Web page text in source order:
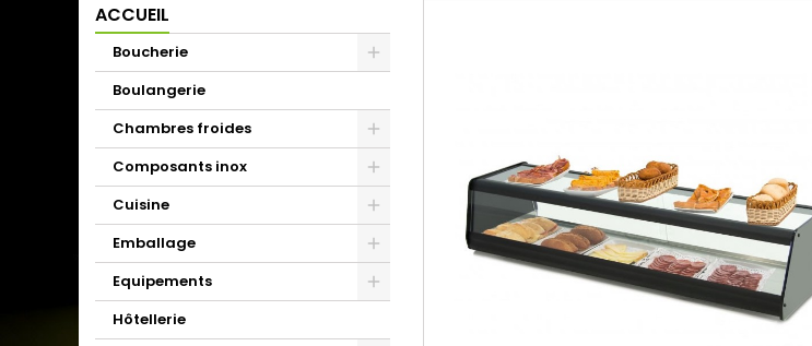
ACCUEIL
Boucherie
Boulangerie
Chambres froides
Composants inox
Cuisine
Emballage
Equipements
Hôtellerie